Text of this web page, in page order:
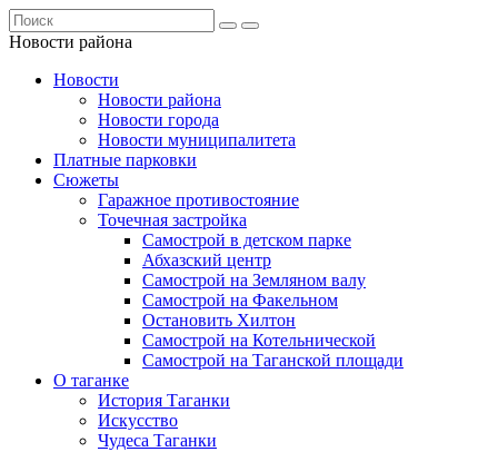
Новости района
Новости
Новости района
Новости города
Новости муниципалитета
Платные парковки
Сюжеты
Гаражное противостояние
Точечная застройка
Самострой в детском парке
Абхазский центр
Самострой на Земляном валу
Самострой на Факельном
Остановить Хилтон
Самострой на Котельнической
Самострой на Таганской площади
О таганке
История Таганки
Искусство
Чудеса Таганки